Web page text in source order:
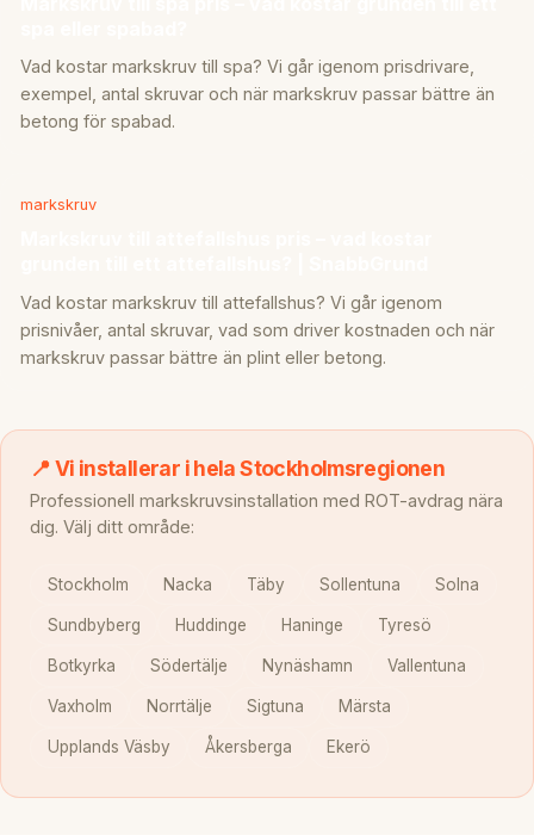
Vad kostar markskruv till spa? Vi går igenom prisdrivare,
exempel, antal skruvar och när markskruv passar bättre än
betong för spabad.
markskruv
Vad kostar markskruv till attefallshus? Vi går igenom
prisnivåer, antal skruvar, vad som driver kostnaden och när
markskruv passar bättre än plint eller betong.
📍 Vi installerar i hela Stockholmsregionen
Professionell markskruvsinstallation med ROT-avdrag nära
dig. Välj ditt område:
Stockholm Nacka Täby Sollentuna Solna
Sundbyberg Huddinge Haninge Tyresö
Botkyrka Södertälje Nynäshamn Vallentuna
Vaxholm Norrtälje Sigtuna Märsta
Upplands Väsby Åkersberga Ekerö